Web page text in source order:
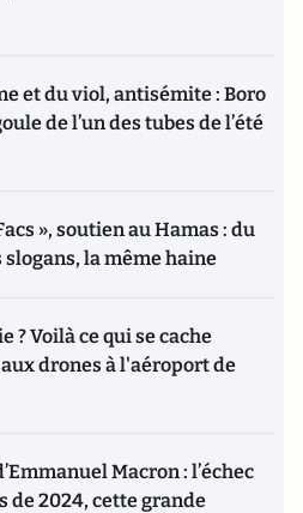
et du viol, antisémite : Boro
de l’un des tubes de l’été
», soutien au Hamas : du
slogans, la même haine
? Voilà ce qui se cache
drones à l'aéroport de
Macron : l’échec
de 2024, cette grande